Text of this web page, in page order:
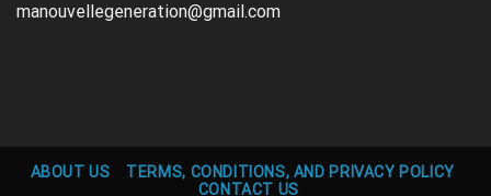
manouvellegeneration@gmail.com
ABOUT US
TERMS, CONDITIONS, AND PRIVACY POLICY
CONTACT US